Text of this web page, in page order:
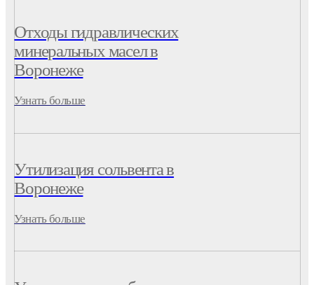
Отходы гидравлических
минеральных масел в
Воронеже
Узнать больше
Утилизация сольвента в
Воронеже
Узнать больше